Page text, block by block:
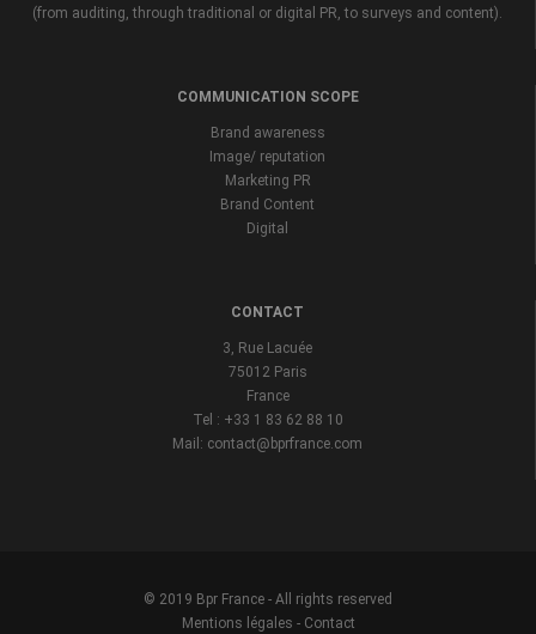
(from auditing, through traditional or digital PR, to surveys and content).
COMMUNICATION SCOPE
Brand awareness
Image/ reputation
Marketing PR
Brand Content
Digital
CONTACT
3, Rue Lacuée
75012 Paris
France
Tel : +33 1 83 62 88 10
Mail: contact@bprfrance.com
© 2019 Bpr France - All rights reserved
Mentions légales - Contact